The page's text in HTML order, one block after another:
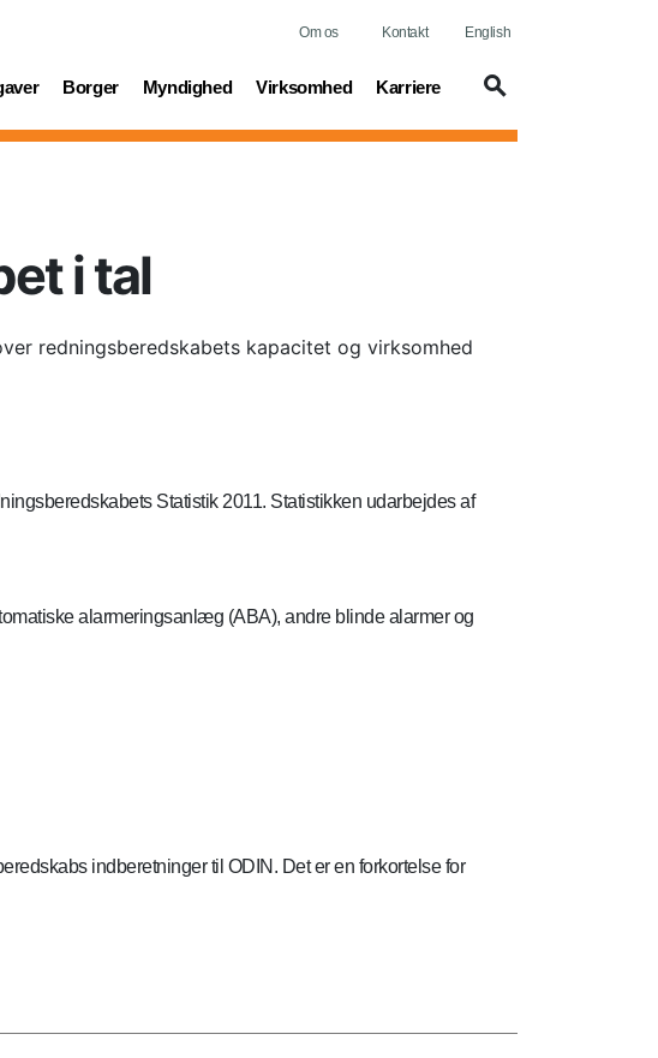
Om os Kontakt English
Borger
(current) Myndighed
(current) Virksomhed
(current) Karriere
(current)
i tal
redningsberedskabets kapacitet og virksomhed
Statistik 2011. Statistikken udarbejdes af
alarmeringsanlæg (ABA), andre blinde alarmer og
indberetninger til ODIN. Det er en forkortelse for